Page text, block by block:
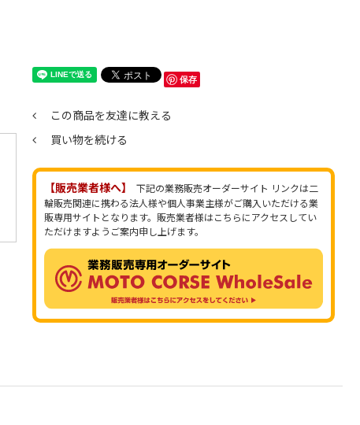
保存
この商品を友達に教える
買い物を続ける
【販売業者様へ】
下記の業務販売オーダーサイト リンクは二
輪販売関連に携わる法人様や個人事業主様がご購入いただける業
販専用サイトとなります。販売業者様はこちらにアクセスしてい
ただけますようご案内申し上げます。